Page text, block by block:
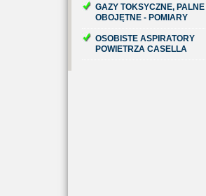
GAZY TOKSYCZNE, PALNE I
OBOJĘTNE - POMIARY
OSOBISTE ASPIRATORY
POWIETRZA CASELLA